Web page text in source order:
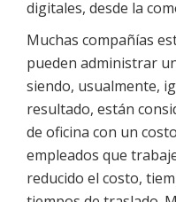
digitales, desde la
Muchas compañías
pueden administrar
siendo, usualmente,
resultado, están
de oficina con un
empleados que
reducido el costo,